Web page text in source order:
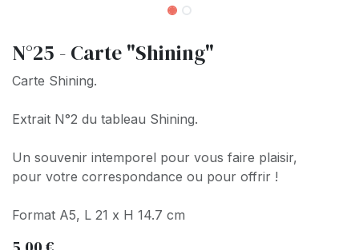
N°25 - Carte "Shining"
Carte Shining.
Extrait N°2 du tableau Shining.
Un souvenir intemporel pour vous faire plaisir,
pour votre correspondance ou pour offrir !
Format A5, L 21 x H 14.7 cm